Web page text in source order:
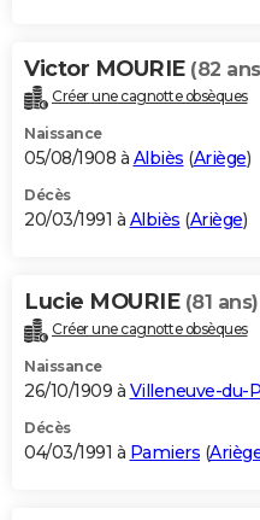
Victor MOURIE (82
Créer une cagnotte obsèques
Naissance
05/08/1908 à Albiès (Ariège)
Décès
20/03/1991 à Albiès (Ariège)
Lucie MOURIE (81 ans)
Créer une cagnotte obsèques
Naissance
26/10/1909 à Villeneuve-du-
Décès
04/03/1991 à Pamiers (